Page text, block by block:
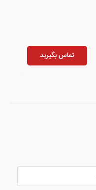
تماس بگیرید